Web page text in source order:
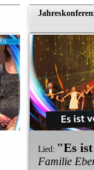
Lied: "Es
Familie